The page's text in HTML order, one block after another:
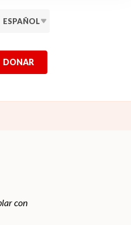
ESPAÑOL
DONAR
con